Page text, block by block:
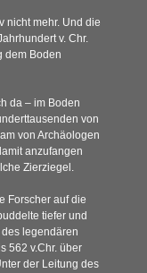
nicht mehr. Und die
v. Chr.
dem Boden
da – im Boden
von
von Archäologen
anzufangen
Zierziegel.
Forscher auf die
tiefer und
legendären
562 v.Chr. über
der Leitung des